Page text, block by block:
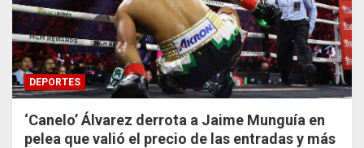
DEPORTES
‘Canelo’ Álvarez derrota a Jaime Munguía en
pelea que valió el precio de las entradas y más